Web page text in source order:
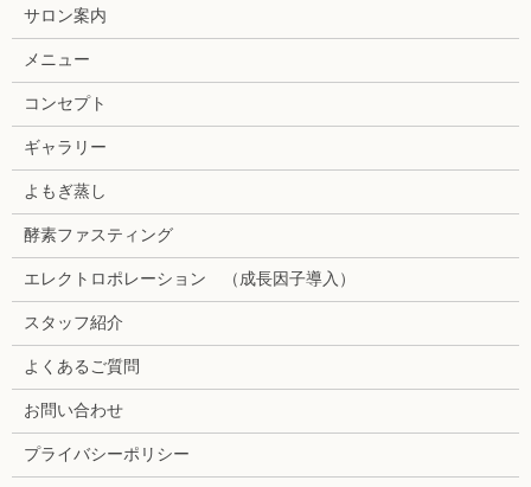
サロン案内
メニュー
コンセプト
ギャラリー
よもぎ蒸し
酵素ファスティング
エレクトロポレーション （成長因子導入）
スタッフ紹介
よくあるご質問
お問い合わせ
プライバシーポリシー